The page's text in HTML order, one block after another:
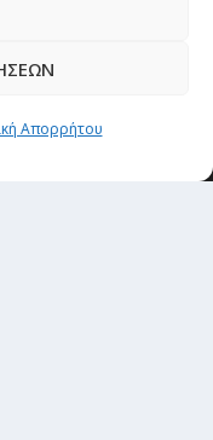
Απορρήτου